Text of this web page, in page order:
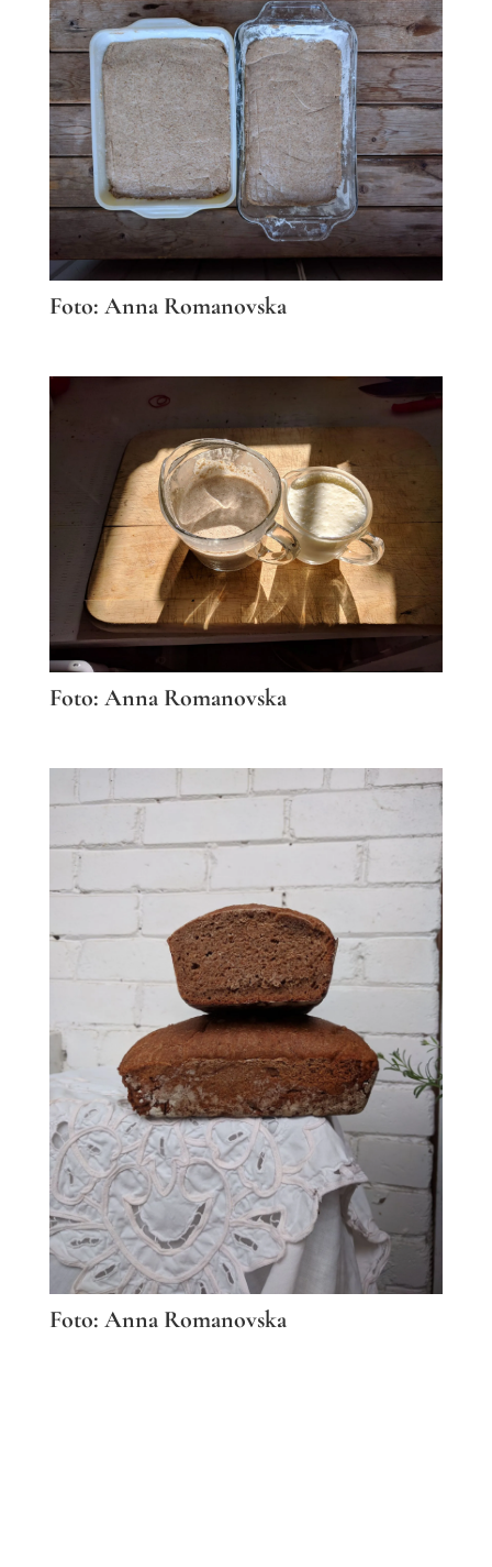
Foto: Anna Romanovska
Foto: Anna Romanovska
Foto: Anna Romanovska